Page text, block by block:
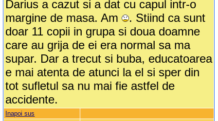
Darius a cazut si a dat cu capul intr-o
margine de masa. Am
. Stiind ca sunt
doar 11 copii in grupa si doua doamne
care au grija de ei era normal sa ma
supar. Dar a trecut si buba, educatoarea
e mai atenta de atunci la el si sper din
tot sufletul sa nu mai fie astfel de
accidente.
Inapoi sus